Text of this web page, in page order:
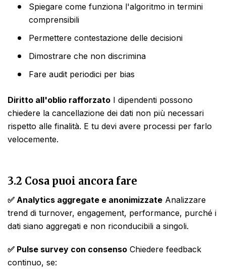
Spiegare come funziona l'algoritmo in termini
comprensibili
Permettere contestazione delle decisioni
Dimostrare che non discrimina
Fare audit periodici per bias
Diritto all'oblio rafforzato I dipendenti possono
chiedere la cancellazione dei dati non più necessari
rispetto alle finalità. E tu devi avere processi per farlo
velocemente.
3.2 Cosa puoi ancora fare
✅ Analytics aggregate e anonimizzate Analizzare
trend di turnover, engagement, performance, purché i
dati siano aggregati e non riconducibili a singoli.
✅ Pulse survey con consenso Chiedere feedback
continuo, se: